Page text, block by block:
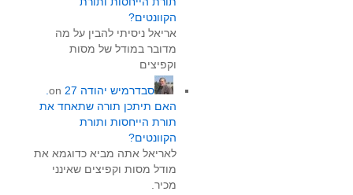
הקוונטים?
אריאל ניסיתי להבין על מה
מדובר במודל של מסות
וקפיצים
סבדרמיש יהודה
27.
האם תיתכן תורה שתאחד את
תורת הייחסות ותורת
הקוונטים?
לאריאל אתה מביא כדוגמא את
מודל מסות וקפיצים שאינני
מכיר.